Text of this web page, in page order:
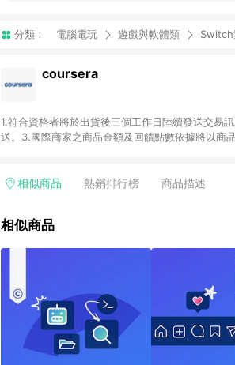
分類： 電腦電玩 遊戲與軟體類 Switch
coursera
1.符合資格者將於出貨後三個工作日陸續發送交易
送。3.國際商家之商品金額及回饋點數依據將以商
即點數回饋計算並非以coursera實際購買商品數量
相似商品 熱銷排行榜 商品描述
相似商品